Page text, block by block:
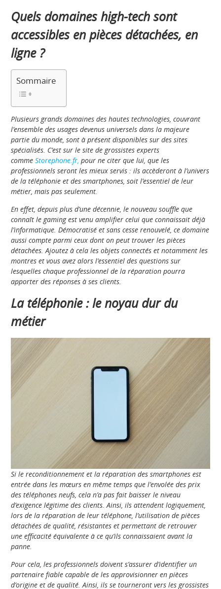
Quels domaines high-tech sont
accessibles en pièces détachées, en
ligne ?
Sommaire
Plusieurs grands domaines des hautes technologies, couvrant
l’ensemble des usages devenus universels dans la majeure
partie du monde, sont à présent disponibles sur des sites
spécialisés. C’est sur le site de grossistes experts
commeStorephone.fr, pour ne citer que lui, que les
professionnels seront les mieux servis : ils accèderont à l’univers
de la téléphonie et des smartphones, soit l’essentiel de leur
métier, mais pas seulement.
En effet, depuis plus d’une décennie, le nouveau souffle que
connaît le gaming est venu amplifier celui que connaissait déjà
l’informatique. Démocratisé et sans cesse renouvelé, ce domaine
aussi compte parmi ceux dont on peut trouver les pièces
détachées. Ajoutez à cela les objets connectés et notamment les
montres et vous avez alors l’essentiel des questions sur
lesquelles chaque professionnel de la réparation pourra
apporter des réponses à ses clients.
La téléphonie : le noyau dur du
métier
Si le reconditionnement et la réparation des smartphones est
entrée dans les mœurs en même temps que l’envolée des prix
des téléphones neufs, cela n’a pas fait baisser le niveau
d’exigence légitime des clients. Ainsi, ils attendent logiquement,
lors de la réparation de leur téléphone, l’utilisation de pièces
détachées de qualité, résistantes et permettant de retrouver
une efficacité équivalente à ce qu’ils connaissaient avant la
panne.
Pour cela, les professionnels doivent s’assurer d’identifier un
partenaire fiable capable de les approvisionner en pièces
d’origine et de qualité. Ainsi, ils se tourneront vers les grossistes